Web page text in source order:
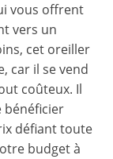
vous offrent
vers un
cet oreiller
car il se vend
coûteux. Il
bénéficier
défiant toute
budget à